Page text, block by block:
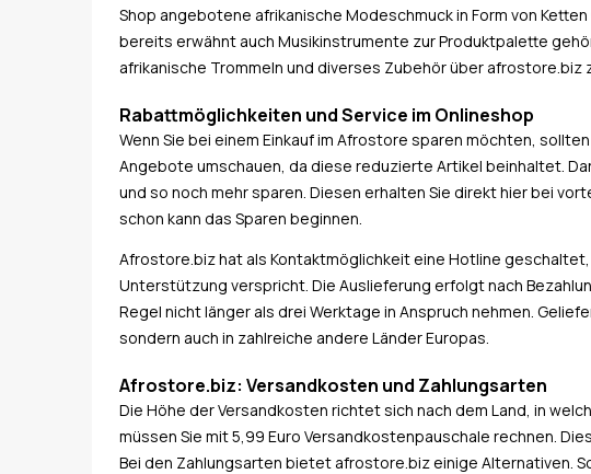
Shop angebotene afrikanische Modeschmuck in Form von
bereits erwähnt auch Musikinstrumente zur Produktpalette
afrikanische Trommeln und diverses Zubehör über afrostore.biz
Rabattmöglichkeiten und Service im Onlineshop
Wenn Sie bei einem Einkauf im Afrostore sparen möchten,
Angebote umschauen, da diese reduzierte Artikel beinhaltet.
und so noch mehr sparen. Diesen erhalten Sie direkt hier bei
schon kann das Sparen beginnen.
Afrostore.biz hat als Kontaktmöglichkeit eine Hotline
Unterstützung verspricht. Die Auslieferung erfolgt nach
Regel nicht länger als drei Werktage in Anspruch nehmen.
sondern auch in zahlreiche andere Länder Europas.
Afrostore.biz: Versandkosten und Zahlungsarten
Die Höhe der Versandkosten richtet sich nach dem Land, in
müssen Sie mit 5,99 Euro Versandkostenpauschale rechnen.
Bei den Zahlungsarten bietet afrostore.biz einige Alternativen.